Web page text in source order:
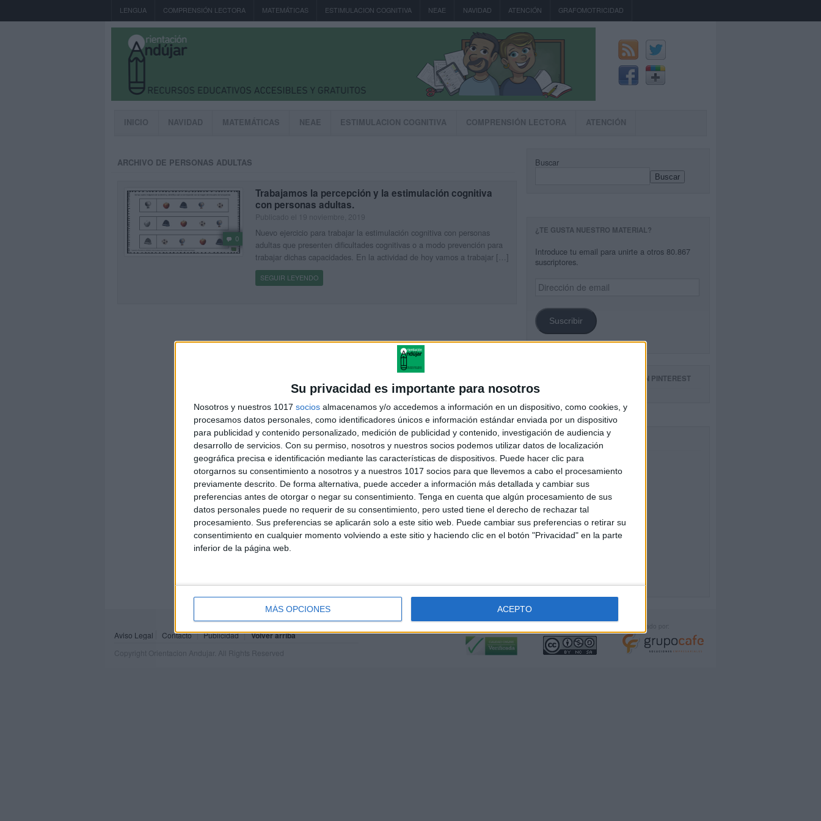
Su privacidad es importante para nosotros
Nosotros y nuestros 1017 socios almacenamos y/o accedemos a información en un dispositivo, como cookies, y
procesamos datos personales, como identificadores únicos e información estándar enviada por un dispositivo
para publicidad y contenido personalizado, medición de publicidad y contenido, investigación de audiencia y
desarrollo de servicios. Con su permiso, nosotros y nuestros socios podemos utilizar datos de localización
geográfica precisa e identificación mediante las características de dispositivos. Puede hacer clic para
otorgarnos su consentimiento a nosotros y a nuestros 1017 socios para que llevemos a cabo el procesamiento
previamente descrito. De forma alternativa, puede acceder a información más detallada y cambiar sus
preferencias antes de otorgar o negar su consentimiento. Tenga en cuenta que algún procesamiento de sus
datos personales puede no requerir de su consentimiento, pero usted tiene el derecho de rechazar tal
procesamiento. Sus preferencias se aplicarán solo a este sitio web. Puede cambiar sus preferencias o retirar su
consentimiento en cualquier momento volviendo a este sitio y haciendo clic en el botón "Privacidad" en la parte
inferior de la página web.
MÁS OPCIONES ACEPTO
LENGUA COMPRENSIÓN LECTORA MATEMÁTICAS ESTIMULACION COGNITIVA NEAE NAVIDAD ATENCIÓN GRAFOMOTRICIDAD
INICIO NAVIDAD MATEMÁTICAS NEAE ESTIMULACION COGNITIVA COMPRENSIÓN LECTORA ATENCIÓN
ARCHIVO DE PERSONAS ADULTAS
0
Trabajamos la percepción y la estimulación cognitiva
con personas adultas.
Nuevo ejercicio para trabajar la estimulación cognitiva con personas
adultas que presenten dificultades cognitivas o a modo prevención para
trabajar dichas capacidades. En la actividad de hoy vamos a trabajar […]
SEGUIR LEYENDO
Buscar
Buscar
¿TE GUSTA NUESTRO MATERIAL?
Introduce tu email para unirte a otros 80.867
suscriptores.
Dirección
de
Suscribir
SIGUE NUESTROS TABLEROS EN PINTEREST
Aviso Legal Contacto Publicidad Volver arriba
Copyright Orientacion Andujar. All Rights Reserved